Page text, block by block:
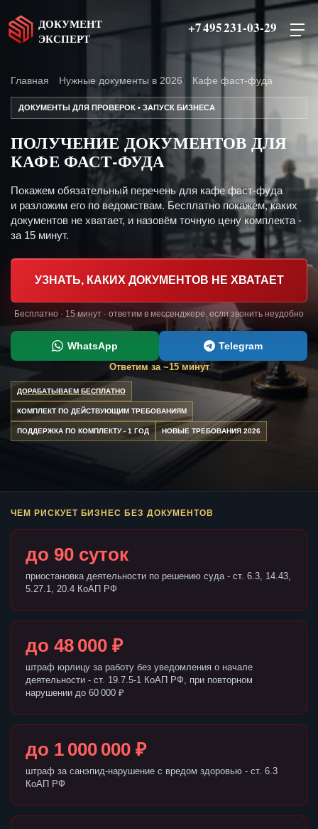
ДОКУМЕНТ
ЭКСПЕРТ
+7 495 231-03-29
Главная Нужные документы в 2026 Кафе фаст-фуда
ДОКУМЕНТЫ ДЛЯ ПРОВЕРОК • ЗАПУСК БИЗНЕСА
ПОЛУЧЕНИЕ ДОКУМЕНТОВ ДЛЯ
КАФЕ ФАСТ-ФУДА
Покажем обязательный перечень для кафе фаст-фуда
и разложим его по ведомствам. Бесплатно покажем, каких
документов не хватает, и назовём точную цену комплекта -
за 15 минут.
УЗНАТЬ, КАКИХ ДОКУМЕНТОВ НЕ ХВАТАЕТ
Бесплатно · 15 минут · ответим в мессенджере, если звонить неудобно
WhatsApp Telegram
Ответим за ~15 минут
ДОРАБАТЫВАЕМ БЕСПЛАТНО
КОМПЛЕКТ ПО ДЕЙСТВУЮЩИМ ТРЕБОВАНИЯМ
ПОДДЕРЖКА ПО КОМПЛЕКТУ - 1 ГОД НОВЫЕ ТРЕБОВАНИЯ 2026
ЧЕМ РИСКУЕТ БИЗНЕС БЕЗ ДОКУМЕНТОВ
до 90 суток
приостановка деятельности по решению суда - ст. 6.3, 14.43,
5.27.1, 20.4 КоАП РФ
до 48 000 ₽
штраф юрлицу за работу без уведомления о начале
деятельности - ст. 19.7.5-1 КоАП РФ, при повторном
нарушении до 60 000 ₽
до 1 000 000 ₽
штраф за санэпид-нарушение с вредом здоровью - ст. 6.3
КоАП РФ